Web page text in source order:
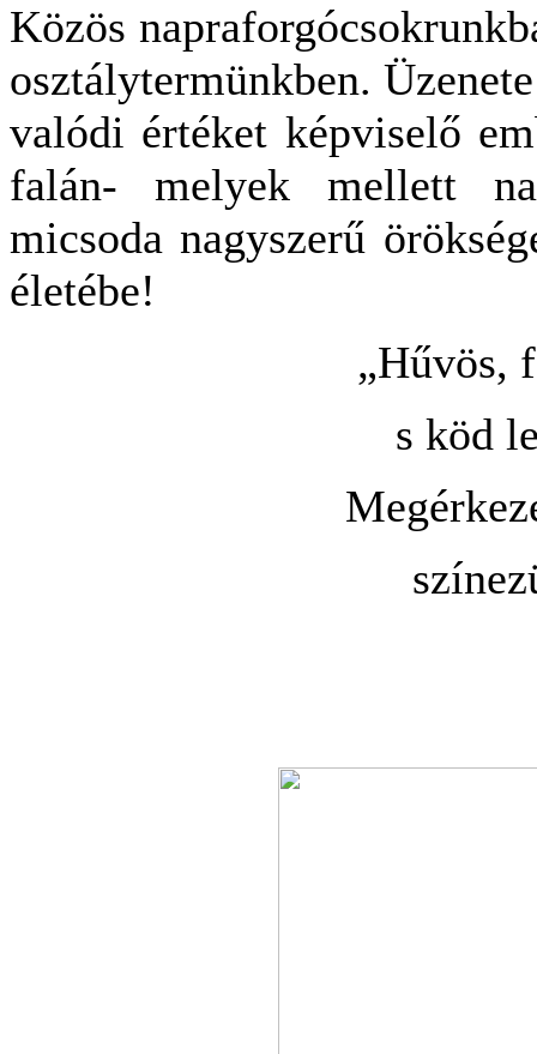
Közös
osztálytermünkben.
valódi értéket képviselő
falán- melyek mellett
micsoda nagyszerű
életébe!
„Hűvös,
s köd